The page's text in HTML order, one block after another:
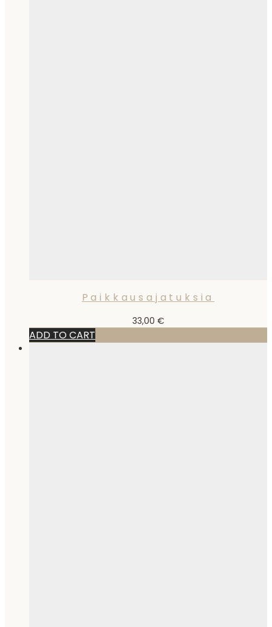
Paikkausajatuksia
33,00 €
ADD TO CART